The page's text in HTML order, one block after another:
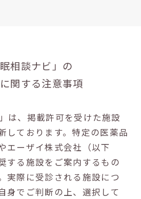
眠相談ナビ」の
関する注意事項
は、掲載許可を受けた施設
しております。特定の医薬品
エーザイ株式会社（以下
する施設をご案内するもの
実際に受診される施設につ
身でご判断の上、選択して